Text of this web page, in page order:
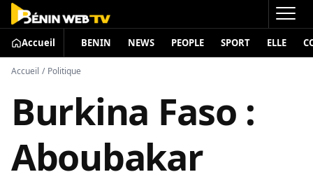
Accueil BENIN NEWS PEOPLE SPORT ELLE
Accueil / Politique
Burkina Faso :
Aboubakar